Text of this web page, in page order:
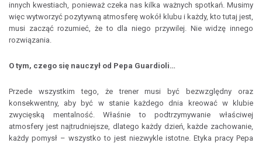
innych kwestiach, ponieważ czeka nas kilka ważnych spotkań. Musimy
więc wytworzyć pozytywną atmosferę wokół klubu i każdy, kto tutaj jest,
musi zacząć rozumieć, że to dla niego przywilej. Nie widzę innego
rozwiązania.
O tym, czego się nauczył od Pepa Guardioli…
Przede wszystkim tego, że trener musi być bezwzględny oraz
konsekwentny, aby być w stanie każdego dnia kreować w klubie
zwycięską mentalność. Właśnie to podtrzymywanie właściwej
atmosfery jest najtrudniejsze, dlatego każdy dzień, każde zachowanie,
każdy pomysł – wszystko to jest niezwykle istotne. Etyka pracy Pepa